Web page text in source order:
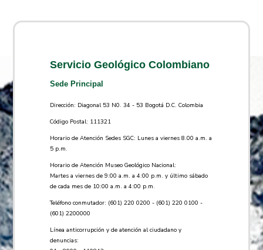
Servicio Geológico Colombiano
Sede Principal
Dirección: Diagonal 53 N0. 34 - 53 Bogotá D.C. Colombia
Código Postal: 111321
Horario de Atención Sedes SGC: Lunes a viernes 8.00 a.m. a
5 p.m.
Horario de Atención Museo Geológico Nacional:
Martes a viernes de 9:00 a.m. a 4:00 p.m. y último sábado
de cada mes de 10:00 a.m. a 4:00 p.m.
Teléfono conmutador: (601) 220 0200 - (601) 220 0100 -
(601) 2200000
Línea anticorrupción y de atención al ciudadano y
denuncias: